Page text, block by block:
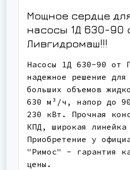
Мощное сердце
насосы 1Д 630-90
Ливгидромаш!!!
Насосы 1Д 630-90 от
надежное решение для
больших объемов
630 м³/ч, напор до
230 кВт. Прочная
КПД, широкая линейка
Приобретение у
"Римос" - гарантия
цены.